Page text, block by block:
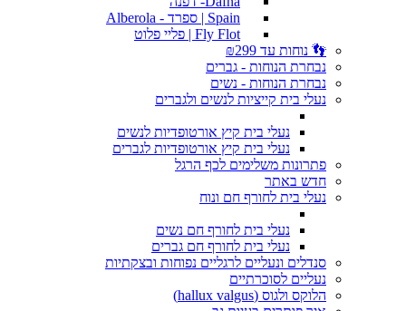
Spain | ספרד - Alberola
Fly Flot | פליי פלוט
👣 נוחות עד ₪299
נבחרת הנוחות - גברים
נבחרת הנוחות - נשים
נעלי בית קייציות לנשים ולגברים
נעלי בית קיץ אורטופדיות לנשים
נעלי בית קיץ אורטופדיות לגברים
פתרונות משלימים לכף הרגל
חדש באתר
נעלי בית לחורף חם ונוח
נעלי בית לחורף חם נשים
נעלי בית לחורף חם גברים
סנדלים ונעליים לרגליים נפוחות ובצקתיות
נעליים לסוכרתיים
הלוקס ולגוס (hallux valgus)